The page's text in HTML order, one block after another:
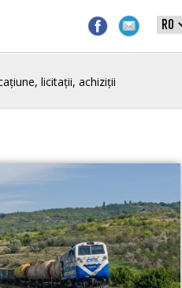
licitații, achiziții